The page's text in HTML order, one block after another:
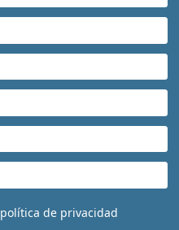
política de privacidad